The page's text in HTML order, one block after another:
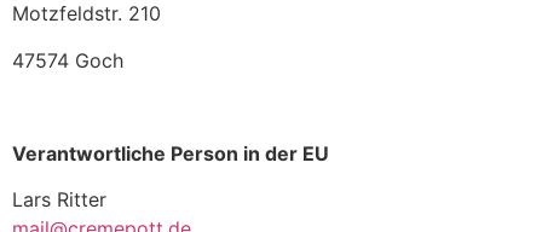
Motzfeldstr. 210
47574 Goch
Verantwortliche Person in der EU
Lars Ritter